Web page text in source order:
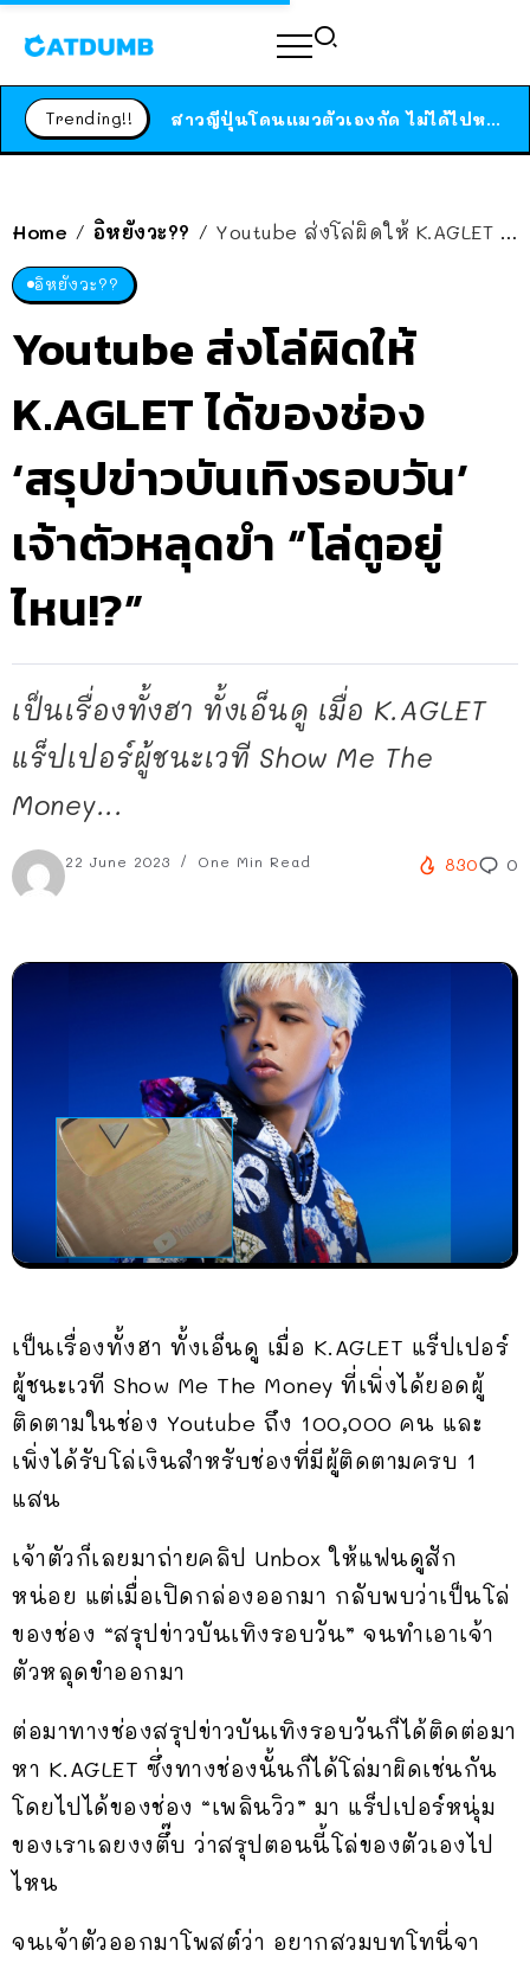
Trending!! ได้เวลาเด็กหนวดรวมตัว RF Online Next เปิดให้เล่นแล้ว เกม Sci-Fi MMORPG ระดับตำนาน เล่นได้ทั้งมือถือและ PC
Home / อิหยังวะ?? / Youtube ส่งโล่ผิดให้ K.AGLET ได้ของช่อง ‘สรุปข่าวบันเทิงรอบวัน’ เจ้าตัวหลุดขำ “โล่ตูอยู่ไหน!?”
อิหยังวะ??
Youtube ส่งโล่ผิดให้
K.AGLET ได้ของช่อง
‘สรุปข่าวบันเทิงรอบวัน’
เจ้าตัวหลุดขำ “โล่ตูอยู่
ไหน!?”
เป็นเรื่องทั้งฮา ทั้งเอ็นดู เมื่อ K.AGLET
แร็ปเปอร์ผู้ชนะเวที Show Me The
Money...
22 June 2023 One Min Read 830 0
เป็นเรื่องทั้งฮา ทั้งเอ็นดู เมื่อ K.AGLET แร็ปเปอร์
ผู้ชนะเวที Show Me The Money ที่เพิ่งได้ยอดผู้
ติดตามในช่อง Youtube ถึง 100,000 คน และ
เพิ่งได้รับโล่เงินสำหรับช่องที่มีผู้ติดตามครบ 1
แสน
เจ้าตัวก็เลยมาถ่ายคลิป Unbox ให้แฟนดูสัก
หน่อย แต่เมื่อเปิดกล่องออกมา กลับพบว่าเป็นโล่
ของช่อง “สรุปข่าวบันเทิงรอบวัน” จนทำเอาเจ้า
ตัวหลุดขำออกมา
ต่อมาทางช่องสรุปข่าวบันเทิงรอบวันก็ได้ติดต่อมา
หา K.AGLET ซึ่งทางช่องนั้นก็ได้โล่มาผิดเช่นกัน
โดยไปได้ของช่อง “เพลินวิว” มา แร็ปเปอร์หนุ่ม
ของเราเลยงงตึ๊บ ว่าสรุปตอนนี้โล่ของตัวเองไป
ไหน
จนเจ้าตัวออกมาโพสต์ว่า อยากสวมบทโทนี่จา